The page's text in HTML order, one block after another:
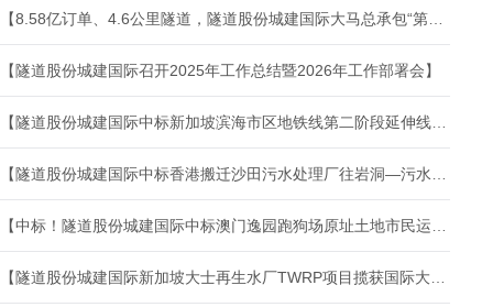
【隧道股份城建国际召开2025年工作总结暨2026年工作部署会】